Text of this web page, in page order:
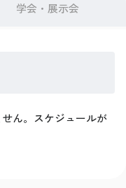
学会・展示会
ん。スケジュールが